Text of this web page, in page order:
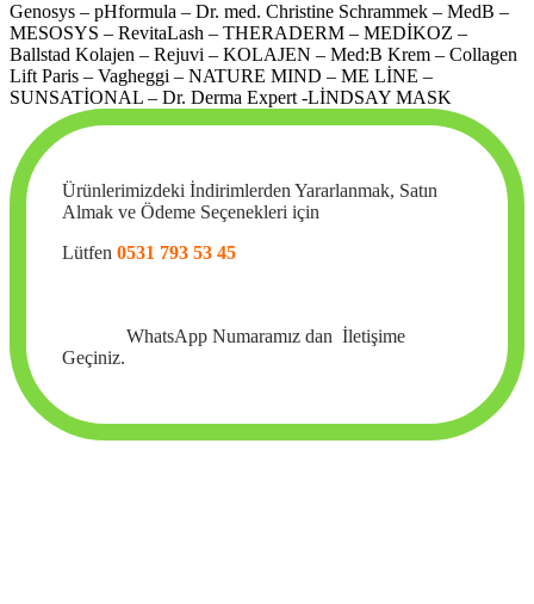
Genosys – pHformula – Dr. med. Christine Schrammek – MedB –
MESOSYS – RevitaLash – THERADERM – MEDİKOZ –
Ballstad Kolajen – Rejuvi – KOLAJEN – Med:B Krem – Collagen
Lift Paris – Vagheggi – NATURE MIND – ME LİNE –
SUNSATİONAL – Dr. Derma Expert -LİNDSAY MASK
Ürünlerimizdeki İndirimlerden Yararlanmak, Satın
Almak ve Ödeme Seçenekleri için
Lütfen 0531 793 53 45
WhatsApp Numaramız dan İletişime
Geçiniz.